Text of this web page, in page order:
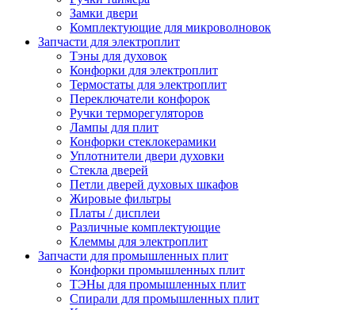
Замки двери
Комплектующие для микроволновок
Запчасти для электроплит
Тэны для духовок
Конфорки для электроплит
Термостаты для электроплит
Переключатели конфорок
Ручки терморегуляторов
Лампы для плит
Конфорки стеклокерамики
Уплотнители двери духовки
Стекла дверей
Петли дверей духовых шкафов
Жировые фильтры
Платы / дисплеи
Различные комплектующие
Клеммы для электроплит
Запчасти для промышленных плит
Конфорки промышленных плит
ТЭНы для промышленных плит
Спирали для промышленных плит